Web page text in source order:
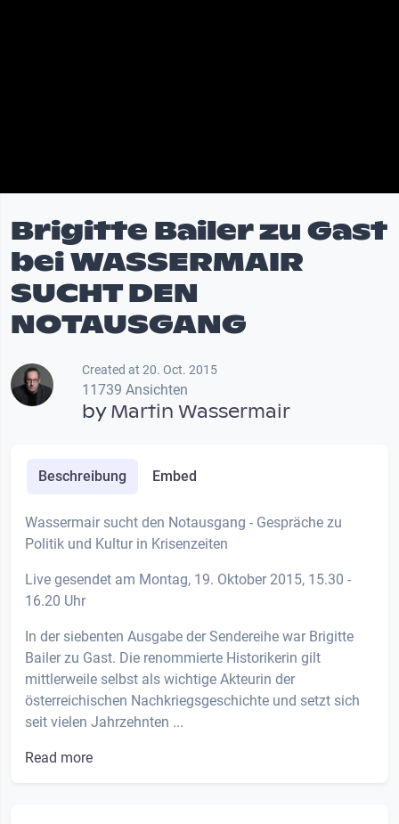
Brigitte Bailer zu Gast
bei WASSERMAIR
SUCHT DEN
NOTAUSGANG
Created at 20. Oct. 2015
11739 Ansichten
byMartin Wassermair
Beschreibung Embed
Wassermair sucht den Notausgang - Gespräche zu
Politik und Kultur in Krisenzeiten
Live gesendet am Montag, 19. Oktober 2015, 15.30 -
16.20 Uhr
In der siebenten Ausgabe der Sendereihe war Brigitte
Bailer zu Gast. Die renommierte Historikerin gilt
mittlerweile selbst als wichtige Akteurin der
österreichischen Nachkriegsgeschichte und setzt sich
seit vielen Jahrzehnten ...
Read more